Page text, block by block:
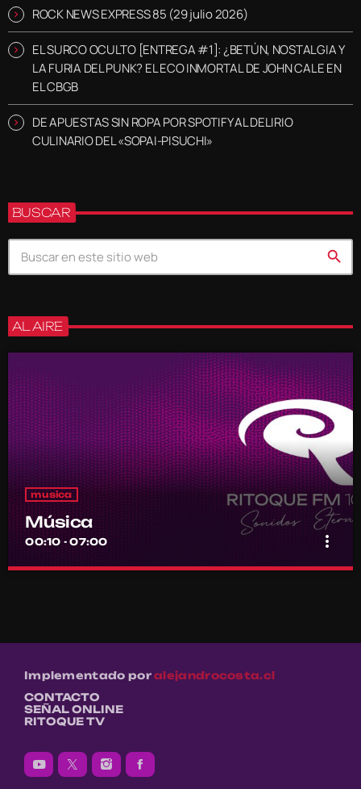
ROCK NEWS EXPRESS 85 (29 julio 2026)
EL SURCO OCULTO [ENTREGA #1]: ¿BETÚN, NOSTALGIA Y
LA FURIA DEL PUNK? EL ECO INMORTAL DE JOHN CALE EN
EL CBGB
DE APUESTAS SIN ROPA POR SPOTIFY AL DELIRIO
CULINARIO DEL «SOPAI-PISUCHI»
BUSCAR
search
AL AIRE
musica
Música
00:10 - 07:00 more_vert
Música
Implementado poralejandrocosta.cl
CONTACTO
SEÑAL ONLINE
RITOQUE TV